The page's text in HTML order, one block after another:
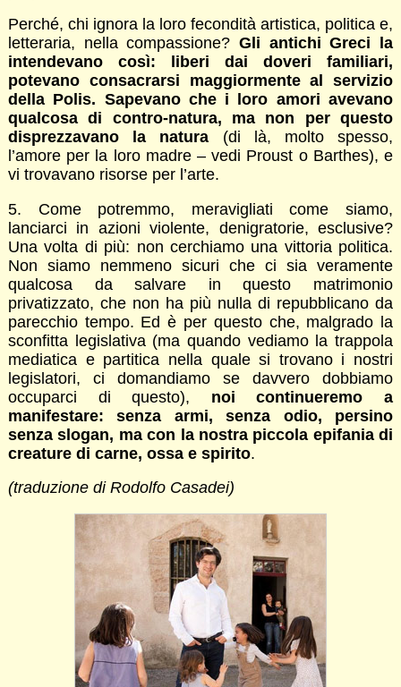
Perché, chi ignora la loro fecondità artistica, politica e,
letteraria, nella compassione? Gli antichi Greci la
intendevano così: liberi dai doveri familiari,
potevano consacrarsi maggiormente al servizio
della Polis. Sapevano che i loro amori avevano
qualcosa di contro-natura, ma non per questo
disprezzavano la natura (di là, molto spesso,
l’amore per la loro madre – vedi Proust o Barthes), e
vi trovavano risorse per l’arte.
5. Come potremmo, meravigliati come siamo,
lanciarci in azioni violente, denigratorie, esclusive?
Una volta di più: non cerchiamo una vittoria politica.
Non siamo nemmeno sicuri che ci sia veramente
qualcosa da salvare in questo matrimonio
privatizzato, che non ha più nulla di repubblicano da
parecchio tempo. Ed è per questo che, malgrado la
sconfitta legislativa (ma quando vediamo la trappola
mediatica e partitica nella quale si trovano i nostri
legislatori, ci domandiamo se davvero dobbiamo
occuparci di questo), noi continueremo a
manifestare: senza armi, senza odio, persino
senza slogan, ma con la nostra piccola epifania di
creature di carne, ossa e spirito.
(traduzione di Rodolfo Casadei)